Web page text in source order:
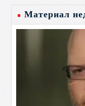
Материал